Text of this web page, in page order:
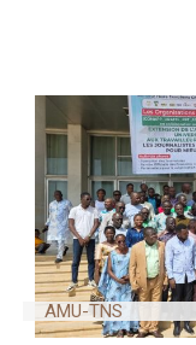
AMU-TNS